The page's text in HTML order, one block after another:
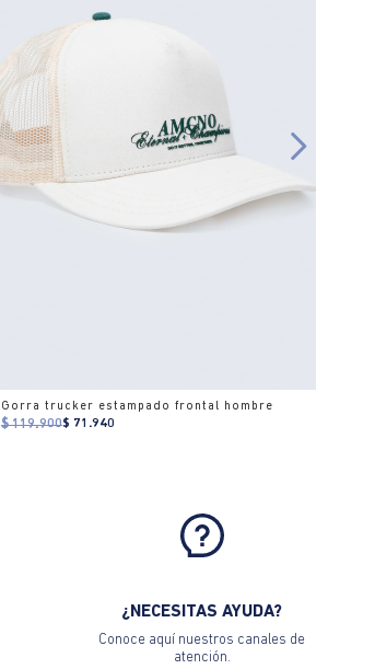
Gorra trucker estampado frontal hombre
$ 119.900$ 71.940
¿NECESITAS AYUDA?
Conoce aquí nuestros canales de
atención.